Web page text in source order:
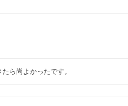
ら尚よかったです。